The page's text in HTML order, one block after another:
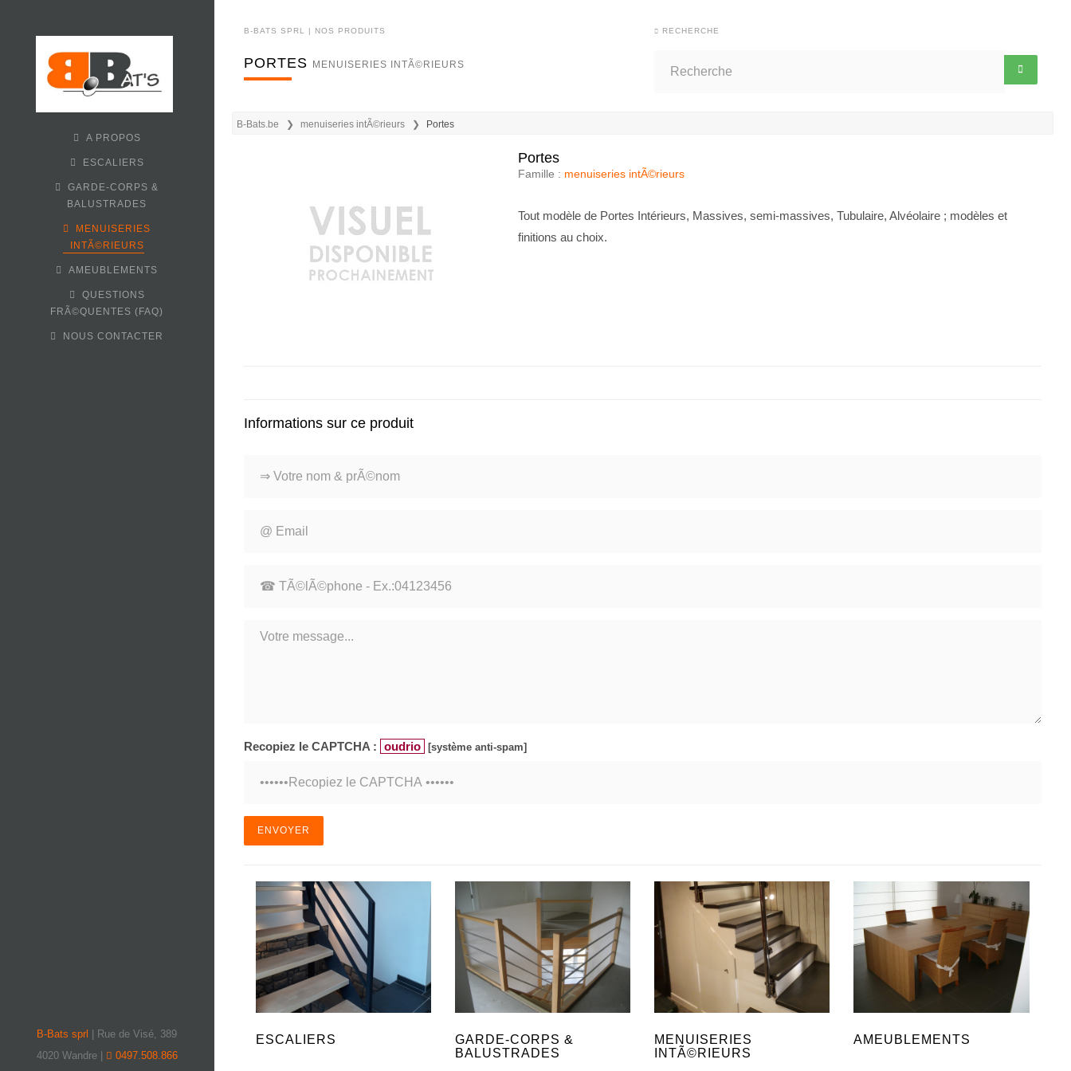
A PROPOS
ESCALIERS
GARDE-CORPS &
BALUSTRADES
MENUISERIES
INTÃ©RIEURS
AMEUBLEMENTS
QUESTIONS
FRÃ©QUENTES (FAQ)
NOUS CONTACTER
B-Bats sprl
| Rue de Visé, 389
4020 Wandre |
0497.508.866
B-BATS SPRL | NOS PRODUITS
PORTES MENUISERIES INTÃ©RIEURS
RECHERCHE
B-Bats.be menuiseries intÃ©rieurs Portes
Portes
Famille : menuiseries intÃ©rieurs
Tout modèle de Portes Intérieurs, Massives, semi-massives, Tubulaire, Alvéolaire ; modèles et
finitions au choix.
Informations sur ce produit
Recopiez le CAPTCHA : oudrio [système anti-spam]
ESCALIERS
GARDE-CORPS &
BALUSTRADES
MENUISERIES
INTÃ©RIEURS
AMEUBLEMENTS